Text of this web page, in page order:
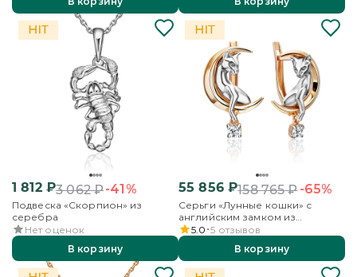
1 812₽3 062₽-41%
Подвеска «Скорпион» из
серебра
Нет оценок
В корзину
55 856₽158 765₽-65%
Серьги «Лунные кошки» с
английским замком из
комбинированного золота с
фианитом
5.0 5 отзывов
В корзину